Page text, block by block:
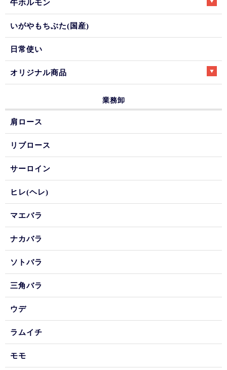
牛ホルモン
いがやもちぶた(国産)
日常使い
オリジナル商品
業務卸
肩ロース
リブロース
サーロイン
ヒレ(ヘレ)
マエバラ
ナカバラ
ソトバラ
三角バラ
ウデ
ラムイチ
モモ